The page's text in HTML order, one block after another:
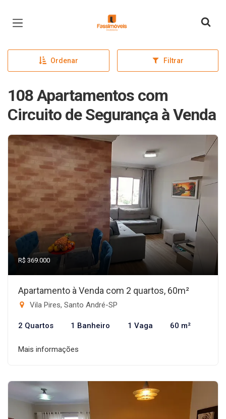
Página inicial
Ordenar Filtrar
108 Apartamentos com
Circuito de Segurança à Venda
R$ 369.000
Apartamento à Venda com 2 quartos, 60m²
Vila Pires, Santo André-SP
2 Quartos 1 Banheiro 1 Vaga 60 m²
Mais informações